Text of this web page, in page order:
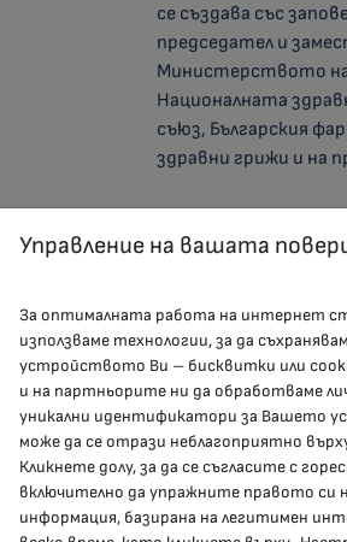
се създава със
председател и
Министерството на
Националната
съюз, Българския
здравни грижи и на
Управление на вашата
За оптималната работа на интернет
използваме технологии, за да
устройството Ви – бисквитки или
и на партньорите ни да обработваме
уникални идентификатори за Вашето
може да се отрази неблагоприятно
Кликнете долу, за да се съгласите с
включително да упражните правото си
информация, базирана на легитимен